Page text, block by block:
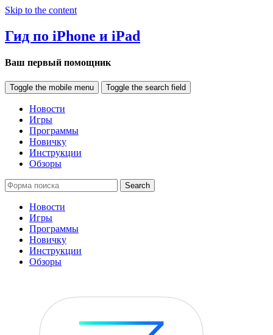
Skip to the content
Гид по iPhone и iPad
Ваш первый помощник
Toggle the mobile menu Toggle the search field
Новости
Игры
Программы
Новичку
Инструкции
Обзоры
Search
Новости
Игры
Программы
Новичку
Инструкции
Обзоры